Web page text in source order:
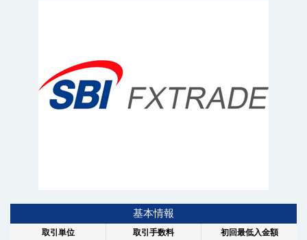
基本情報
取引単位 取引手数料 初回最低入金額